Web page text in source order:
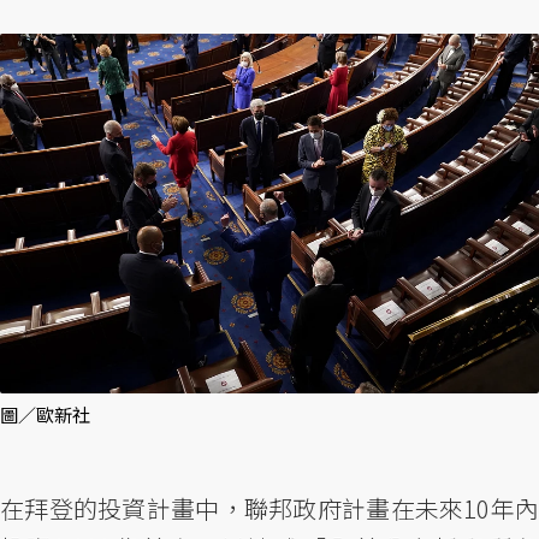
圖／歐新社
在拜登的投資計畫中，聯邦政府計畫在未來10年內